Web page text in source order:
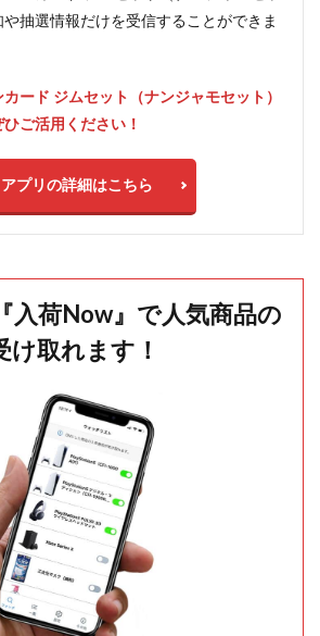
や抽選情報だけを受信することができま
ード ジムセット（ナンジャモセット）
ご活用ください！
アプリの詳細はこちら
入荷Now』で人気商品の
け取れます！